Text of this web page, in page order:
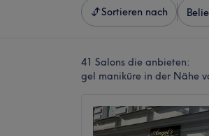
Sortieren nach
41 Salons die anbieten:
gel maniküre in der Nähe